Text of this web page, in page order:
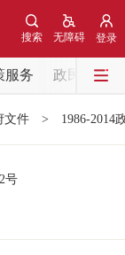
登录
无障碍
搜索
服务
政民互动
文件 > 1986-2014
号